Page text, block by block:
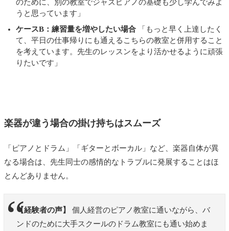
のために、別の教室でジャズピアノの基礎も少し学んでみよ
うと思っています」
ケースB：練習量を増やしたい場合「もっと早く上達したく
て、平日の仕事帰りにも通えるこちらの教室と併用すること
を考えています。先生のレッスンをより活かせるように頑張
りたいです」
楽器が違う場合の掛け持ちはスムーズ
「ピアノとドラム」「ギターとボーカル」など、楽器自体が異
なる場合は、先生同士の感情的なトラブルに発展することはほ
とんどありません。
【経験者の声】
個人経営のピアノ教室に通いながら、バ
ンドのために大手スクールのドラム教室にも通い始めま